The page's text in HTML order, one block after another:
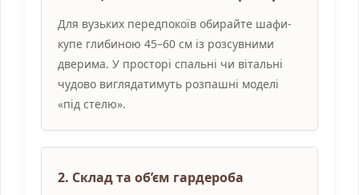
Для вузьких передпокоїв обирайте шафи-
купе глибиною 45–60 см із розсувними
дверима. У просторі спальні чи вітальні
чудово виглядатимуть розпашні моделі
«під стелю».
2. Склад та об’єм гардероба